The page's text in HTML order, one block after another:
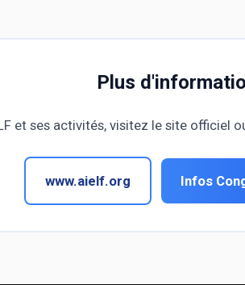
Plus
et ses activités, visitez le site
www.aielf.org Infos